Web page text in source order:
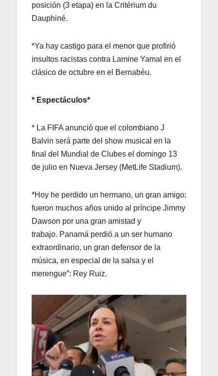
posición (3 etapa) en la Critérium du
Dauphiné.
*Ya hay castigo para el menor que profirió
insultos racistas contra Lamine Yamal en el
clásico de octubre en el Bernabéu.
* Espectáculos*
* La FIFA anunció que el colombiano J
Balvin será parte del show musical en la
final del Mundial de Clubes el domingo 13
de julio en Nueva Jersey (MetLife Stadium).
*Hoy he perdido un hermano, un gran amigo;
fueron muchos años unido al príncipe Jimmy
Dawson por una gran amistad y
trabajo. Panamá perdió a un ser humano
extraordinario, un gran defensor de la
música, en especial de la salsa y el
merengue”: Rey Ruiz.